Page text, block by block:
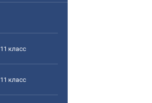
11 класс
11 класс